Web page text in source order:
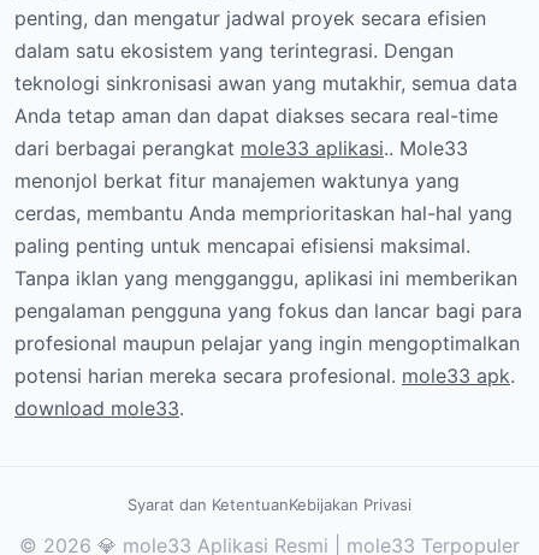
penting, dan mengatur jadwal proyek secara efisien
dalam satu ekosistem yang terintegrasi. Dengan
teknologi sinkronisasi awan yang mutakhir, semua data
Anda tetap aman dan dapat diakses secara real-time
dari berbagai perangkat mole33 aplikasi.. Mole33
menonjol berkat fitur manajemen waktunya yang
cerdas, membantu Anda memprioritaskan hal-hal yang
paling penting untuk mencapai efisiensi maksimal.
Tanpa iklan yang mengganggu, aplikasi ini memberikan
pengalaman pengguna yang fokus dan lancar bagi para
profesional maupun pelajar yang ingin mengoptimalkan
potensi harian mereka secara profesional. mole33 apk.
download mole33.
Syarat dan KetentuanKebijakan Privasi
© 2026 💎 mole33 Aplikasi Resmi | mole33 Terpopuler